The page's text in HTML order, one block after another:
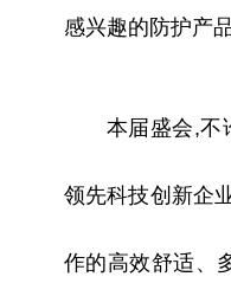
感兴趣的防护产品
本届盛会,不
领先科技创新企
作的高效舒适、